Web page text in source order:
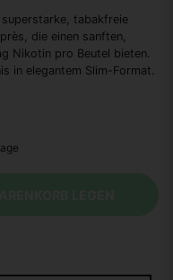
tabakfreie
die einen sanften,
Nikotin pro Beutel bieten.
in elegantem Slim-Format.